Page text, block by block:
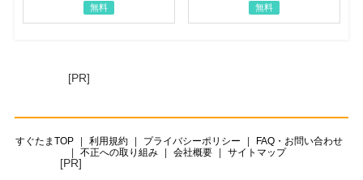
無料 無料
[PR]
すぐたまTOP 利用規約 プライバシーポリシー
FAQ・お問い合わせ
不正への取り組み
会社概要 サイトマップ
[PR]